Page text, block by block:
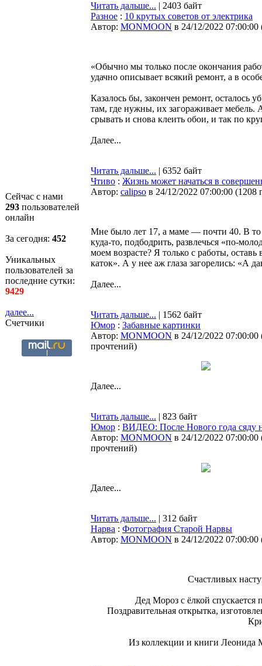
Сейчас с нами
293 пользователей
онлайн
За сегодня: 452
Уникальных
пользователей за
последние сутки:
9429
далее...
Счетчики
Читать дальше... | 2403 байт
Разное : 10 крутых советов от электрика
Автор: MONMOON в 24/12/2022 07:00:00
«Обычно мы только после окончания
удачно описывает всякий ремонт, а в
Казалось бы, закончен ремонт, осталось
там, где нужны, их загораживает мебель.
срывать и снова клеить обои, и так по
Далее...
Читать дальше... | 6352 байт
Чтиво : Жизнь может начаться в
Автор: calipso в 24/12/2022 07:00:00 (1208
Мне было лет 17, а маме — почти 40. В
куда-то, подбодрить, развлечься «по-
моем возрасте? Я только с работы,
каток». А у нее аж глаза загорелись: «А
Далее...
Читать дальше... | 1562 байт
Юмор : Забавные картинки
Автор: MONMOON в 24/12/2022 07:00:00
прочтений)
Далее...
Читать дальше... | 823 байт
Юмор : ВИДЕО: После Нового года сяду
Автор: MONMOON в 24/12/2022 07:00:00
прочтений)
Далее...
Читать дальше... | 312 байт
Нарва : Фотография Старой Нарвы
Автор: MONMOON в 24/12/2022 07:00:00
Счастливых
Дед Мороз c ёлкой
Поздравительная открытка,
Из коллекции и книги Леонида